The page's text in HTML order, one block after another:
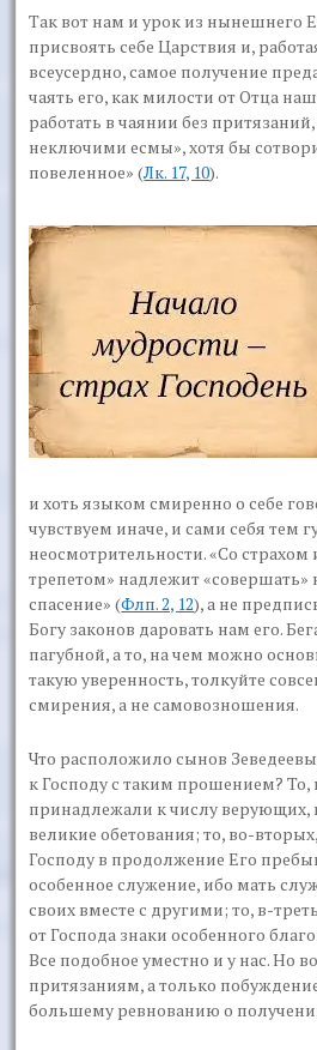
Так вот нам и урок из нынешнего
присвоять себе Царствия и,
всеусердно, самое получение
чаять его, как милости от Отца
работать в чаянии без
неключими есмы», хотя бы
повеленное» (Лк. 17, 10).
и хоть языком смиренно о себе
чувствуем иначе, и сами себя тем
неосмотрительности.«Со страхом
трепетом» надлежит«совершать»
спасение» (Флп. 2, 12), а не
Богу законов даровать нам его.
пагубной, а то, на чем можно
такую уверенность, толкуйте
смирения, а не самовозношения.
Что расположило сынов
к Господу с таким прошением? То,
принадлежали к числу
великие обетования; то, во-
Господу в продолжение Его
особенное служение, ибо мать
своих вместе с другими; то, в-
от Господа знаки особенного
Все подобное уместно и у нас. Но
притязаниям, а только
большему ревнованию о